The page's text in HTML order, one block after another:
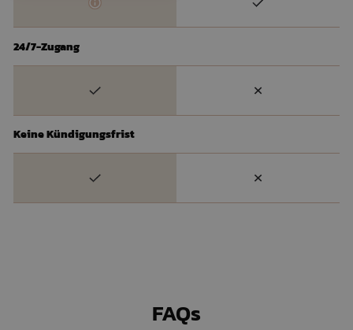
24/7-Zugang
Keine Kündigungsfrist
FAQs